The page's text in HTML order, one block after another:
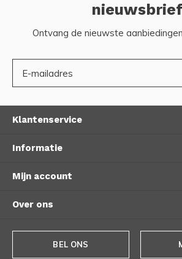
nieuwsbrief
Ontvang de nieuwste
Klantenservice
Informatie
Mijn account
Over ons
BEL ONS